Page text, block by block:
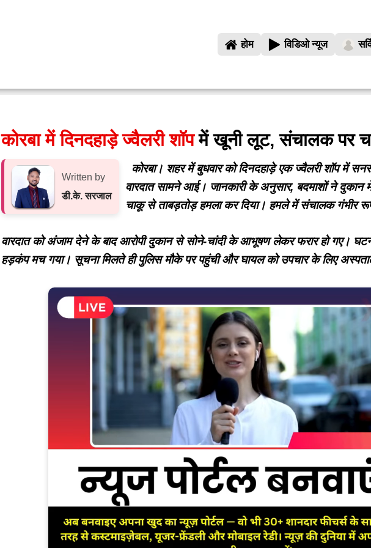
होम विडिओ न्यूज
कोरबा में दिनदहाड़े ज्वैलरी शॉपमें खूनी लूट, संचालक पर
Written by
डी.के. सरजाल
कोरबा। शहर में बुधवार को दिनदहाड़े एक ज्वैलरी शॉप में
वारदात सामने आई। जानकारी के अनुसार, बदमाशों ने
चाकू से ताबड़तोड़ हमला कर दिया। हमले में संचालक गंभीर
वारदात को अंजाम देने के बाद आरोपी दुकान से सोने-चांदी के आभूषण लेकर फरार हो गए।
हड़कंप मच गया। सूचना मिलते ही पुलिस मौके पर पहुंची और घायल को उपचार के लिए